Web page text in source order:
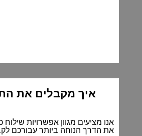
איך מקבלים את
אנו מציעים מגוון אפשרויות
את הדרך הנוחה ביותר עבורכם